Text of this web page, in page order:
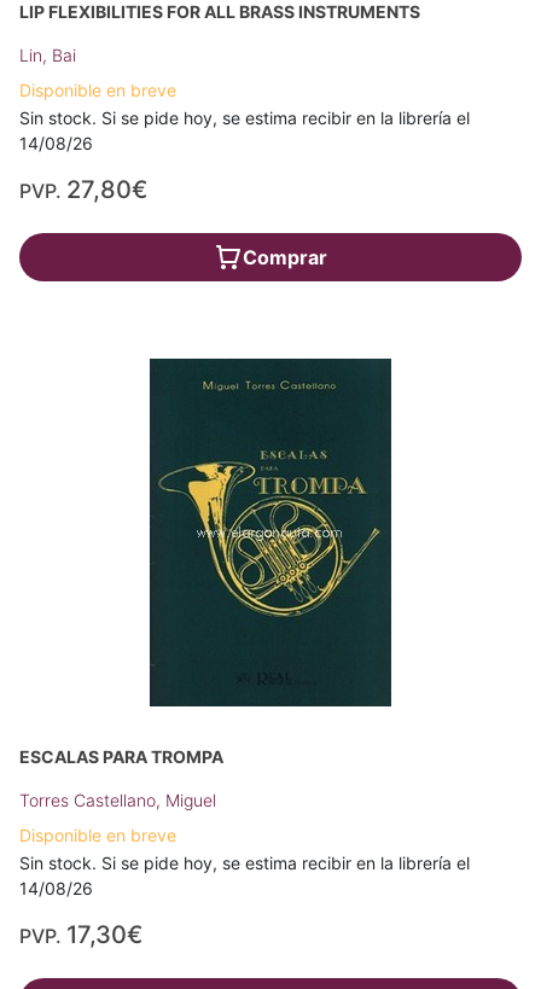
LIP FLEXIBILITIES FOR ALL BRASS INSTRUMENTS
Lin, Bai
Disponible en breve
Sin stock. Si se pide hoy, se estima recibir en la librería el
14/08/26
PVP. 27,80€
Comprar
ESCALAS PARA TROMPA
Torres Castellano, Miguel
Disponible en breve
Sin stock. Si se pide hoy, se estima recibir en la librería el
14/08/26
PVP. 17,30€